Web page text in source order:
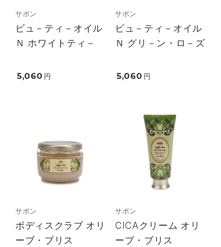
サボン
ビュ－ティ－オイル
Ｎ ホワイトティ－
5,060 円
サボン
ビュ－ティ－オイル
Ｎ グリ－ン・ロ－ズ
5,060 円
サボン
ボディスクラブ オリ
ーブ・ブリス
サボン
CICAクリーム オリ
ーブ・ブリス